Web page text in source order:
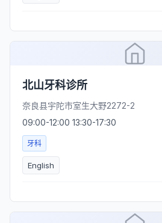
北山牙科诊所
奈良县宇陀市室生大野2272-2
09:00-12:00 13:30-17:30
牙科
English